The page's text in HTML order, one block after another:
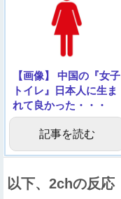
【画像】 中国の『女子
トイレ』日本人に生ま
れて良かった・・・
記事を読む
以下、2chの反応